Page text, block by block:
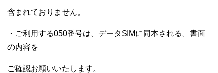
含まれておりません。
・ご利用する050番号は、データSIMに同本される、書面
の内容を
ご確認お願いいたします。